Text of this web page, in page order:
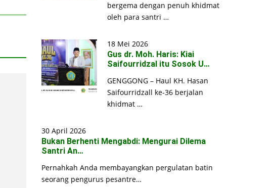
bergema dengan penuh khidmat
oleh para santri …
18 Mei 2026
Gus dr. Moh. Haris: Kiai
Saifourridzal itu Sosok U…
GENGGONG – Haul KH. Hasan
Saifourridzall ke-36 berjalan
khidmat …
30 April 2026
Bukan Berhenti Mengabdi: Mengurai Dilema
Santri An…
Pernahkah Anda membayangkan pergulatan batin
seorang pengurus pesantre…